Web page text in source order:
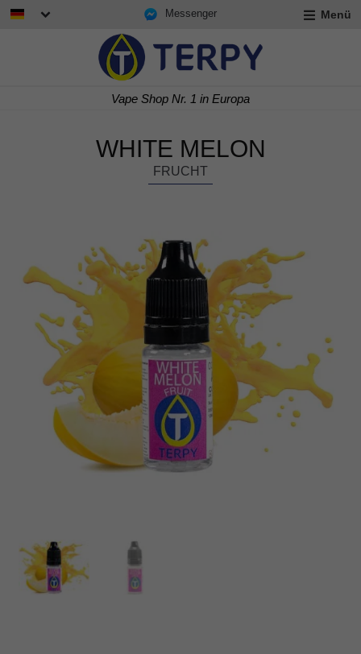
Messenger Menü
Vape Shop Nr. 1 in Europa
WHITE MELON
FRUCHT